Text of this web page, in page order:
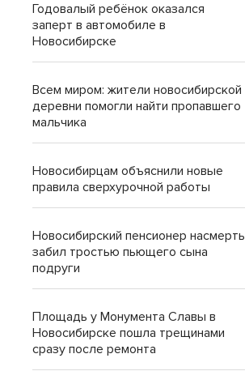
Годовалый ребёнок оказался
заперт в автомобиле в
Новосибирске
Всем миром: жители новосибирской
деревни помогли найти пропавшего
мальчика
Новосибирцам объяснили новые
правила сверхурочной работы
Новосибирский пенсионер насмерть
забил тростью пьющего сына
подруги
Площадь у Монумента Славы в
Новосибирске пошла трещинами
сразу после ремонта